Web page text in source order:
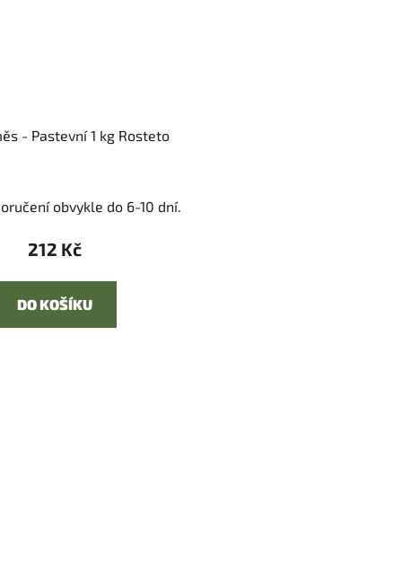
- Pastevní 1 kg Rosteto
obvykle do 6-10 dní.
212 Kč
DO KOŠÍKU